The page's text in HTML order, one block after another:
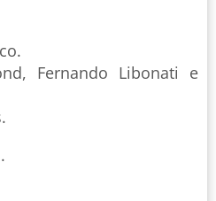
Fernando Libonati e